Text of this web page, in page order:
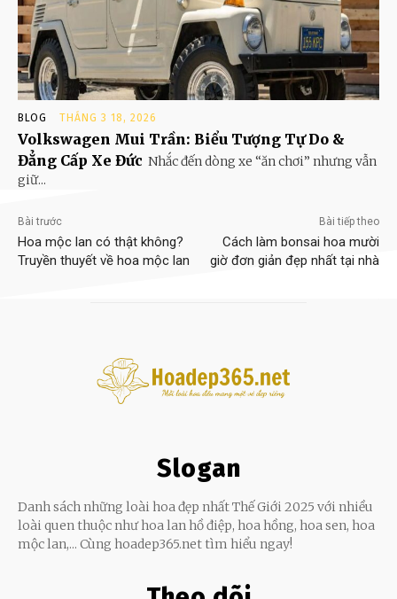
BLOG THÁNG 3 18, 2026
Volkswagen Mui Trần: Biểu Tượng Tự Do &
Đẳng Cấp Xe Đức Nhắc đến dòng xe “ăn chơi” nhưng vẫn
giữ...
Bài trước
Hoa mộc lan có thật không?
Truyền thuyết về hoa mộc lan
Bài tiếp theo
Cách làm bonsai hoa mười
giờ đơn giản đẹp nhất tại nhà
Slogan
Danh sách những loài hoa đẹp nhất Thế Giới 2025 với nhiều
loài quen thuộc như hoa lan hồ điệp, hoa hồng, hoa sen, hoa
mộc lan,... Cùng hoadep365.net tìm hiểu ngay!